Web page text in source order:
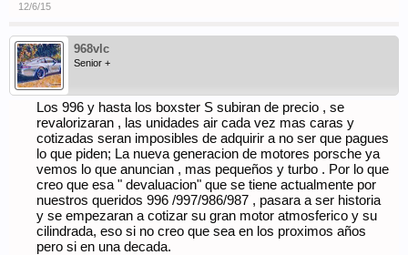
12/6/15
968vlc
Senior +
Los 996 y hasta los boxster S subiran de precio , se
revalorizaran , las unidades air cada vez mas caras y
cotizadas seran imposibles de adquirir a no ser que pagues
lo que piden; La nueva generacion de motores porsche ya
vemos lo que anuncian , mas pequeños y turbo . Por lo que
creo que esa " devaluacion" que se tiene actualmente por
nuestros queridos 996 /997/986/987 , pasara a ser historia
y se empezaran a cotizar su gran motor atmosferico y su
cilindrada, eso si no creo que sea en los proximos años
pero si en una decada.